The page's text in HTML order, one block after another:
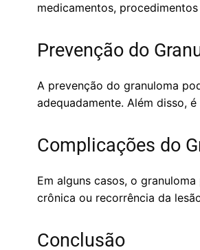
medicamentos,
Prevenção do
A prevenção do granuloma
adequadamente. Além disso,
Complicações do
Em alguns casos, o
crônica ou recorrência da
Conclusão